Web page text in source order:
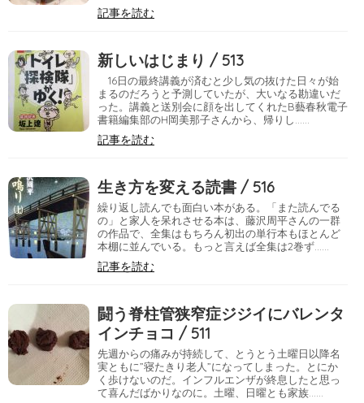
記事を読む
新しいはじまり / 513
16日の最終講義が済むと少し気の抜けた日々が始
まるのだろうと予測していたが、大いなる勘違いだ
った。講義と送別会に顔を出してくれたB藝春秋電子
書籍編集部のH岡美那子さんから、帰りし……
記事を読む
生き方を変える読書 / 516
繰り返し読んでも面白い本がある。「また読んでる
の」と家人を呆れさせる本は、藤沢周平さんの一群
の作品で、全集はもちろん初出の単行本もほとんど
本棚に並んでいる。もっと言えば全集は2巻ず……
記事を読む
闘う脊柱管狭窄症ジジイにバレンタ
インチョコ / 511
先週からの痛みが持続して、とうとう土曜日以降名
実ともに”寝たきり老人”になってしまった。とにか
く歩けないのだ。インフルエンザが終息したと思っ
て喜んだばかりなのに。土曜、日曜とも家族……